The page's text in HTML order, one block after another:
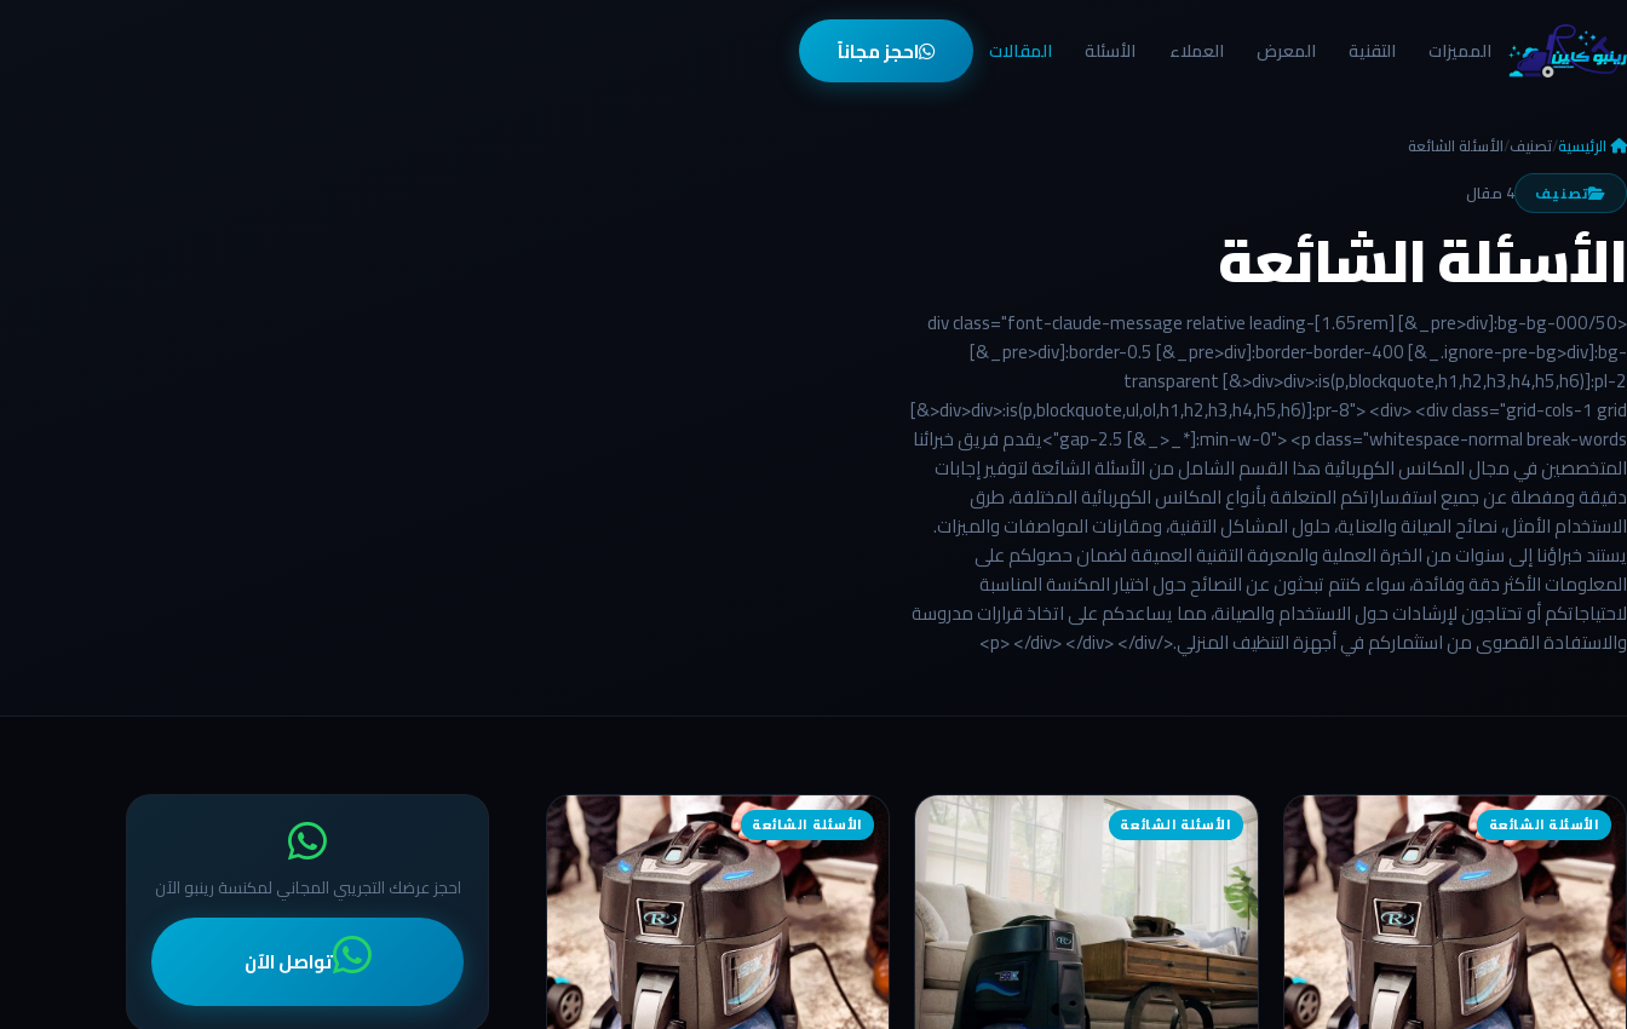
المميزات التقنية المعرض العملاء الأسئلة المقالات احجز مجاناً
الرئيسية/تصنيف/الأسئلة الشائعة
تصنيف
4 مقال
الأسئلة الشائعة
<div class="font-claude-message relative leading-[1.65rem] [&_pre>div]:bg-bg-000/50
[&_pre>div]:border-0.5 [&_pre>div]:border-border-400 [&_.ignore-pre-bg>div]:bg-
transparent [&>div>div>:is(p,blockquote,h1,h2,h3,h4,h5,h6)]:pl-2
[&>div>div>:is(p,blockquote,ul,ol,h1,h2,h3,h4,h5,h6)]:pr-8"> <div> <div class="grid-cols-1 grid
gap-2.5 [&_>_*]:min-w-0"> <p class="whitespace-normal break-words">يقدم فريق خبرائنا
المتخصصين في مجال المكانس الكهربائية هذا القسم الشامل من الأسئلة الشائعة لتوفير إجابات
دقيقة ومفصلة عن جميع استفساراتكم المتعلقة بأنواع المكانس الكهربائية المختلفة، طرق
الاستخدام الأمثل، نصائح الصيانة والعناية، حلول المشاكل التقنية، ومقارنات المواصفات والميزات.
يستند خبراؤنا إلى سنوات من الخبرة العملية والمعرفة التقنية العميقة لضمان حصولكم على
المعلومات الأكثر دقة وفائدة، سواء كنتم تبحثون عن النصائح حول اختيار المكنسة المناسبة
لاحتياجاتكم أو تحتاجون لإرشادات حول الاستخدام والصيانة، مما يساعدكم على اتخاذ قرارات مدروسة
والاستفادة القصوى من استثماركم في أجهزة التنظيف المنزلي.</p> </div> </div> </div>
الأسئلة الشائعة الأسئلة الشائعة الأسئلة الشائعة
احجز عرضك التجريبي المجاني لمكنسة رينبو الآن
تواصل الآن